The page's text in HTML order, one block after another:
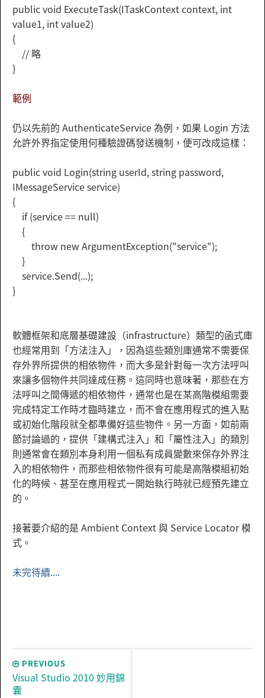
public void ExecuteTask(ITaskContext context, int
value1, int value2)
{
// 略
}
範例
仍以先前的 AuthenticateService 為例，如果 Login 方法
允許外界指定使用何種驗證碼發送機制，便可改成這樣：
public void Login(string userId, string password,
IMessageService service)
{
if (service == null)
{
throw new ArgumentException("service");
}
service.Send(...);
}
軟體框架和底層基礎建設（infrastructure）類型的函式庫
也經常用到「方法注入」，因為這些類別庫通常不需要保
存外界所提供的相依物件，而大多是針對每一次方法呼叫
來讓多個物件共同達成任務。這同時也意味著，那些在方
法呼叫之間傳遞的相依物件，通常也是在某高階模組需要
完成特定工作時才臨時建立，而不會在應用程式的進入點
或初始化階段就全都準備好這些物件。另一方面，如前兩
節討論過的，提供「建構式注入」和「屬性注入」的類別
則通常會在類別本身利用一個私有成員變數來保存外界注
入的相依物件，而那些相依物件很有可能是高階模組初始
化的時候、甚至在應用程式一開始執行時就已經預先建立
的。
接著要介紹的是 Ambient Context 與 Service Locator 模
式。
未完待續....
PREVIOUS
Visual Studio 2010 妙用錦
囊